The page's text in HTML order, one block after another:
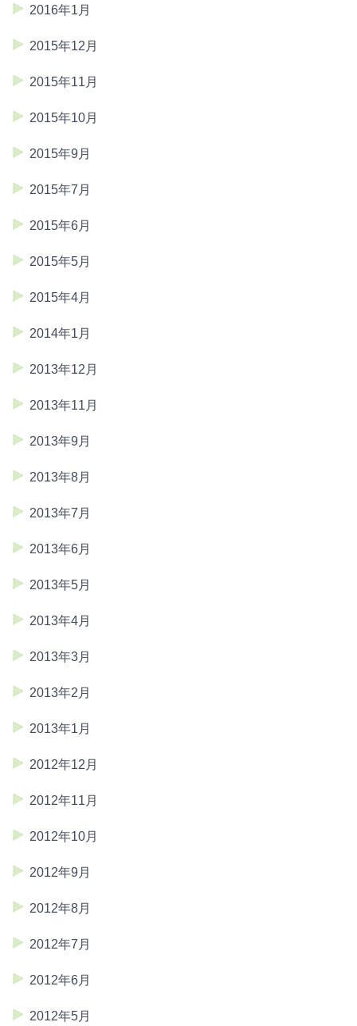
2016年1月
2015年12月
2015年11月
2015年10月
2015年9月
2015年7月
2015年6月
2015年5月
2015年4月
2014年1月
2013年12月
2013年11月
2013年9月
2013年8月
2013年7月
2013年6月
2013年5月
2013年4月
2013年3月
2013年2月
2013年1月
2012年12月
2012年11月
2012年10月
2012年9月
2012年8月
2012年7月
2012年6月
2012年5月